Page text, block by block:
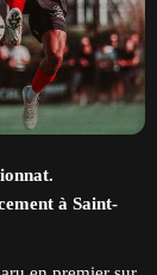
à Saint-